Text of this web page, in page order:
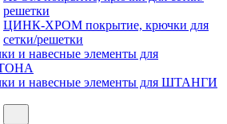
решетки
ЦИНК-ХРОМ покрытие, крючки для
сетки/решетки
и навесные элементы для
и навесные элементы для ШТАНГИ